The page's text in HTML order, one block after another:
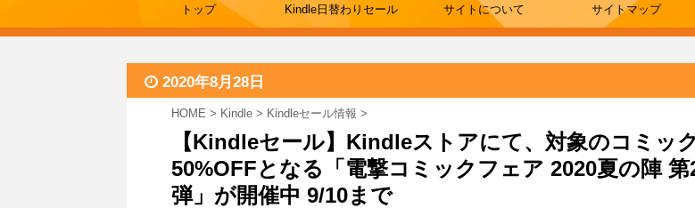
トップ Kindle日替わりセール サイトについて サイトマップ
2020年8月28日
HOME > Kindle > Kindleセール情報 >
【Kindleセール】Kindleストアにて、対象のコミッ
50%OFFとなる「電撃コミックフェア 2020夏の陣 第
弾」が開催中 9/10まで